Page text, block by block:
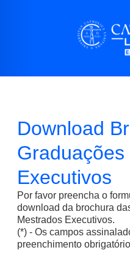
Download
Executivos
Por favor preencha o
download da brochura
Mestrados Executivos.
(*) - Os campos
preenchimento